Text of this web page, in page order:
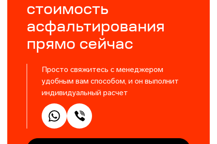
стоимость
асфальтирования
прямо сейчас
Просто свяжитесь с менеджером
удобным вам способом, и он выполнит
индивидуальный расчет